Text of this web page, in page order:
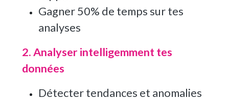
Gagner 50% de temps sur tes
analyses
2. Analyser intelligemment tes
données
Détecter tendances et anomalies